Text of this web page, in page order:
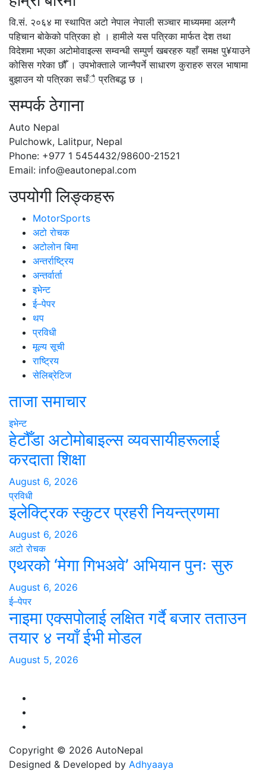
वि.सं. २०६४ मा स्थापित अटो नेपाल नेपाली सञ्चार माध्यममा अलग्गै
पहिचान बोकेको पत्रिका हो । हामीले यस पत्रिका मार्फत देश तथा
विदेशमा भएका अटोमोवाइल्स सम्वन्धी सम्पुर्ण खबरहरु यहाँ समक्ष पु¥याउने
कोसिस गरेका छौँ । उपभोक्ताले जान्नैपर्ने साधारण कुराहरु सरल भाषामा
बुझाउन यो पत्रिका सधँै प्रतिबद्ध छ ।
सम्पर्क ठेगाना
Auto Nepal
Pulchowk, Lalitpur, Nepal
Phone: +977 1 5454432/98600-21521
Email: info@eautonepal.com
उपयोगी लिङ्कहरू
MotorSports
अटो रोचक
अटोलोन बिमा
अन्तर्राष्ट्रिय
अन्तर्वार्ता
इभेन्ट
ई–पेपर
थप
प्रविधी
मूल्य सूची
राष्ट्रिय
सेलिब्रेटिज
ताजा समाचार
इभेन्ट
हेटौँडा अटोमोबाइल्स व्यवसायीहरूलाई
करदाता शिक्षा
August 6, 2026
प्रविधी
इलेक्ट्रिक स्कुटर प्रहरी नियन्त्रणमा
August 6, 2026
अटो रोचक
एथरको ‘मेगा गिभअवे’ अभियान पुनः सुरु
August 6, 2026
ई–पेपर
नाइमा एक्सपोलाई लक्षित गर्दै बजार तताउन
तयार ४ नयाँ ईभी मोडल
August 5, 2026
Copyright © 2026 AutoNepal
Designed & Developed by Adhyaaya